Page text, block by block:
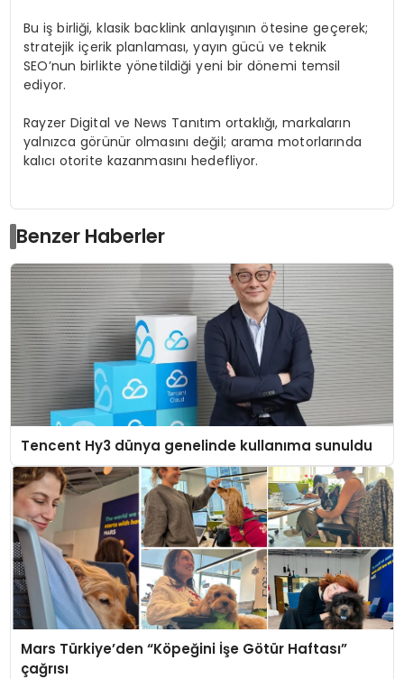
Bu iş birliği, klasik backlink anlayışının ötesine geçerek;
stratejik içerik planlaması, yayın gücü ve teknik
SEO’nun birlikte yönetildiği yeni bir dönemi temsil
ediyor.
Rayzer Digital ve News Tanıtım ortaklığı, markaların
yalnızca görünür olmasını değil; arama motorlarında
kalıcı otorite kazanmasını hedefliyor.
Benzer Haberler
Tencent Hy3 dünya genelinde kullanıma sunuldu
Mars Türkiye’den “Köpeğini İşe Götür Haftası”
çağrısı